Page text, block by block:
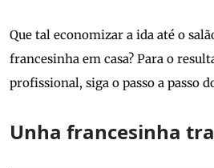
Que tal economizar a ida até o
francesinha em casa? Para o
profissional, siga o passo a passo
Unha francesinha